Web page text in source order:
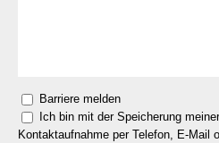
Barriere melden
Ich bin mit der Speicherung
Kontaktaufnahme per Telefon, E-Mail